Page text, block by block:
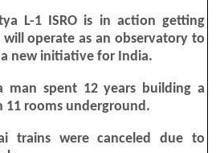
L-1 ISRO is in action getting
operate as an observatory to
new initiative for India.
man spent 12 years building a
rooms underground.
trains were canceled due to